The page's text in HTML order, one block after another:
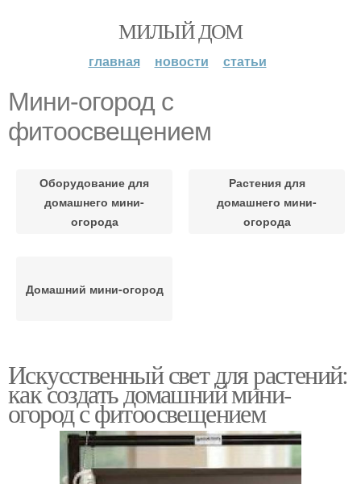
МИЛЫЙ ДОМ
главная новости статьи
Мини-огород с
фитоосвещением
Оборудование для
домашнего мини-
огорода
Растения для
домашнего мини-
огорода
Домашний мини-огород
Искусственный свет для растений:
как создать домашний мини-
огород с фитоосвещением